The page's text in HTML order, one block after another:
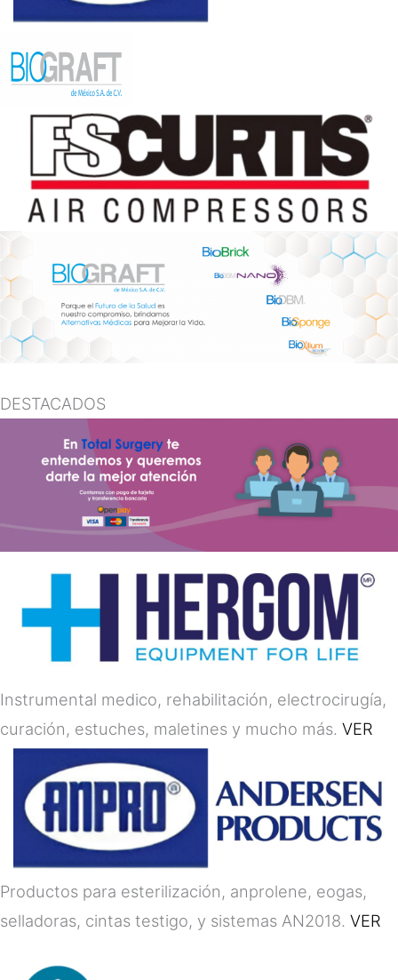
DESTACADOS
Instrumental medico, rehabilitación, electrocirugía,
curación, estuches, maletines y mucho más. VER
Productos para esterilización, anprolene, eogas,
selladoras, cintas testigo, y sistemas AN2018. VER